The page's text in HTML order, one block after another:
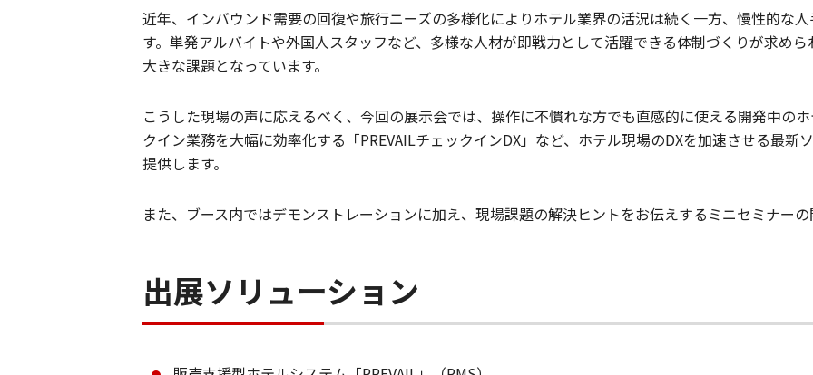
近年、インバウンド需要の回復や旅行ニーズの多様化によりホテル業界の活況は続く一方、慢性的な
す。単発アルバイトや外国人スタッフなど、多様な人材が即戦力として活躍できる体制づくりが求め
大きな課題となっています。
こうした現場の声に応えるべく、今回の展示会では、操作に不慣れな方でも直感的に使える開発中の
クイン業務を大幅に効率化する「PREVAILチェックインDX」など、ホテル現場のDXを加速させる最新
提供します。
また、ブース内ではデモンストレーションに加え、現場課題の解決ヒントをお伝えするミニセミナーの
出展ソリューション